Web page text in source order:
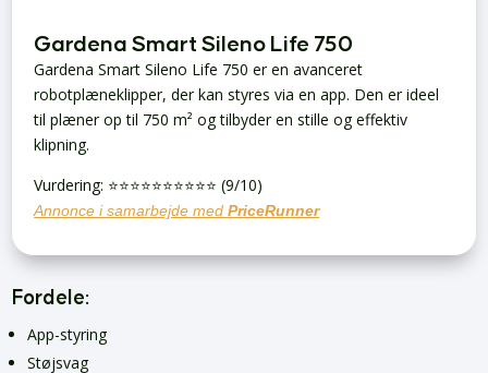
Gardena Smart Sileno Life 750
Gardena Smart Sileno Life 750 er en avanceret
robotplæneklipper, der kan styres via en app. Den er ideel
til plæner op til 750 m² og tilbyder en stille og effektiv
klipning.
Vurdering: ⭐️⭐️⭐️⭐️⭐️⭐️⭐️⭐️⭐️⭐️ (9/10)
Annonce i samarbejde medPriceRunner
Fordele:
App-styring
Støjsvag